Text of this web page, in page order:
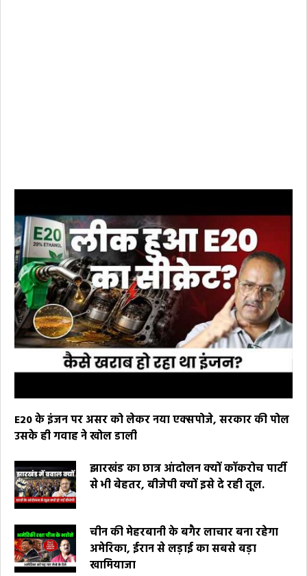
E20 के इंजन पर असर को लेकर नया एक्सपोजे, सरकार की पोल
उसके ही गवाह ने खोल डाली
झारखंड का छात्र आंदोलन क्यों कॉकरोच पार्टी
से भी बेहतर, बीजेपी क्यों इसे दे रही तूल.
चीन की मेहरबानी के बगैर लाचार बना रहेगा
अमेरिका, ईरान से लड़ाई का सबसे बड़ा
खामियाजा